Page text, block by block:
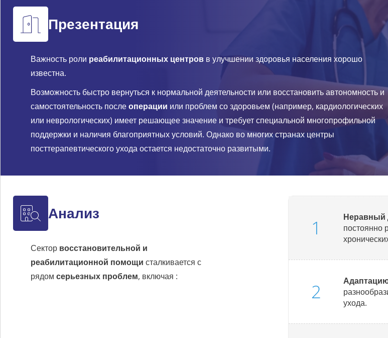
Презентация
Важность роли реабилитационных центров в улучшении здоровья населения хорошо
известна.
Возможность быстро вернуться к нормальной деятельности или восстановить автономность и
самостоятельность послеоперации или проблем со здоровьем (например, кардиологических
или неврологических) имеет решающее значение и требует специальной многопрофильной
поддержки и наличия благоприятных условий. Однако во многих странах центры
посттерапевтического ухода остается недостаточно развитыми.
Анализ
Сектор восстановительной и
реабилитационной помощи сталкивается с
рядом серьезных проблем, включая :
Неравный
постоянно
ухода.